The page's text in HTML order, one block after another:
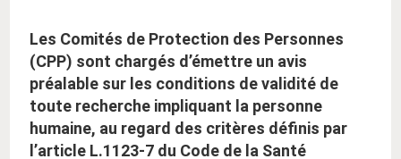
Les Comités de Protection des Personnes
(CPP) sont chargés d’émettre un avis
préalable sur les conditions de validité de
toute recherche impliquant la personne
humaine, au regard des critères définis par
l’article L.1123-7 du Code de la Santé